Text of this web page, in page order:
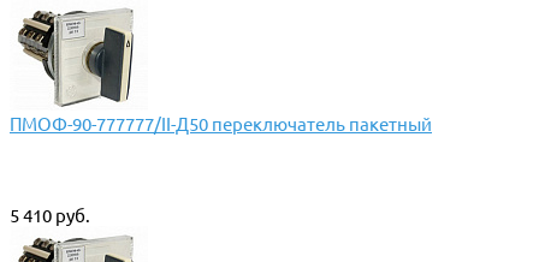
ПМОФ-90-777777/II-Д50 переключатель пакетный
5 410 руб.